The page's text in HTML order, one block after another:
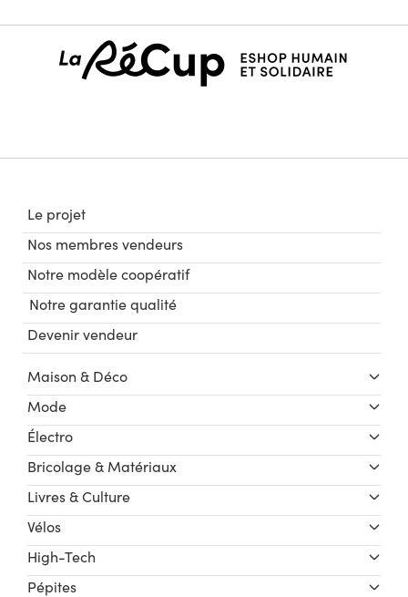
Le projet
Nos membres vendeurs
Notre modèle coopératif
Notre garantie qualité
Devenir vendeur
Maison & Déco
Mode
Électro
Bricolage & Matériaux
Livres & Culture
Vélos
High-Tech
Pépites